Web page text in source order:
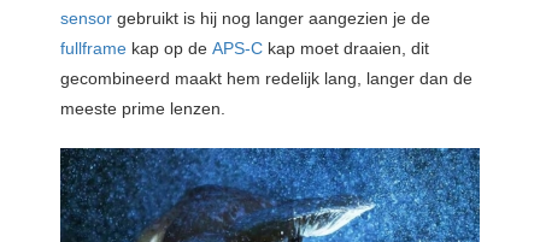
sensor gebruikt is hij nog langer aangezien je de
fullframe kap op de APS-C kap moet draaien, dit
gecombineerd maakt hem redelijk lang, langer dan de
meeste prime lenzen.